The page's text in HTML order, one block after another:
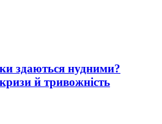
здаються нудними?
й тривожність